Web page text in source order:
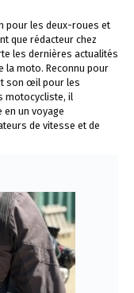
pour les deux-roues et
que rédacteur chez
les dernières actualités
la moto. Reconnu pour
son œil pour les
motocycliste, il
un voyage
de vitesse et de